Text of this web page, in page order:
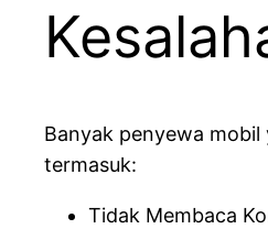
Banyak penyewa
termasuk:
Tidak Membaca